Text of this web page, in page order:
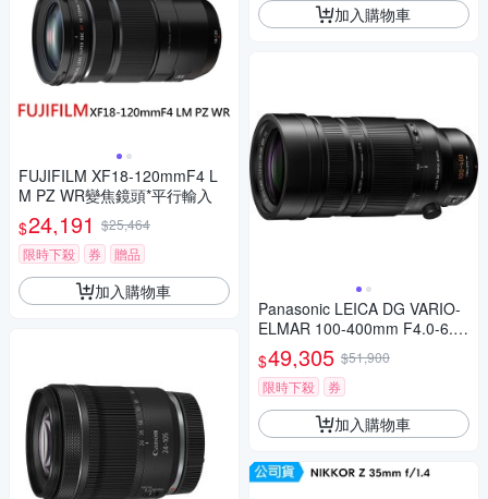
FUJIFILM XF18-120mmF4 L
M PZ WR變焦鏡頭*平行輸入
$24,191 $25,464
限時下殺
券 贈品
加入購物車
加入購物車
Panasonic LEICA DG VARIO-
ELMAR 100-400mm F4.0-6.3
II ASPH.POWER O.I.S. 超長焦
變焦鏡頭 公司貨 H-RSA10040
0G
$49,305 $51,900
限時下殺
券
加入購物車